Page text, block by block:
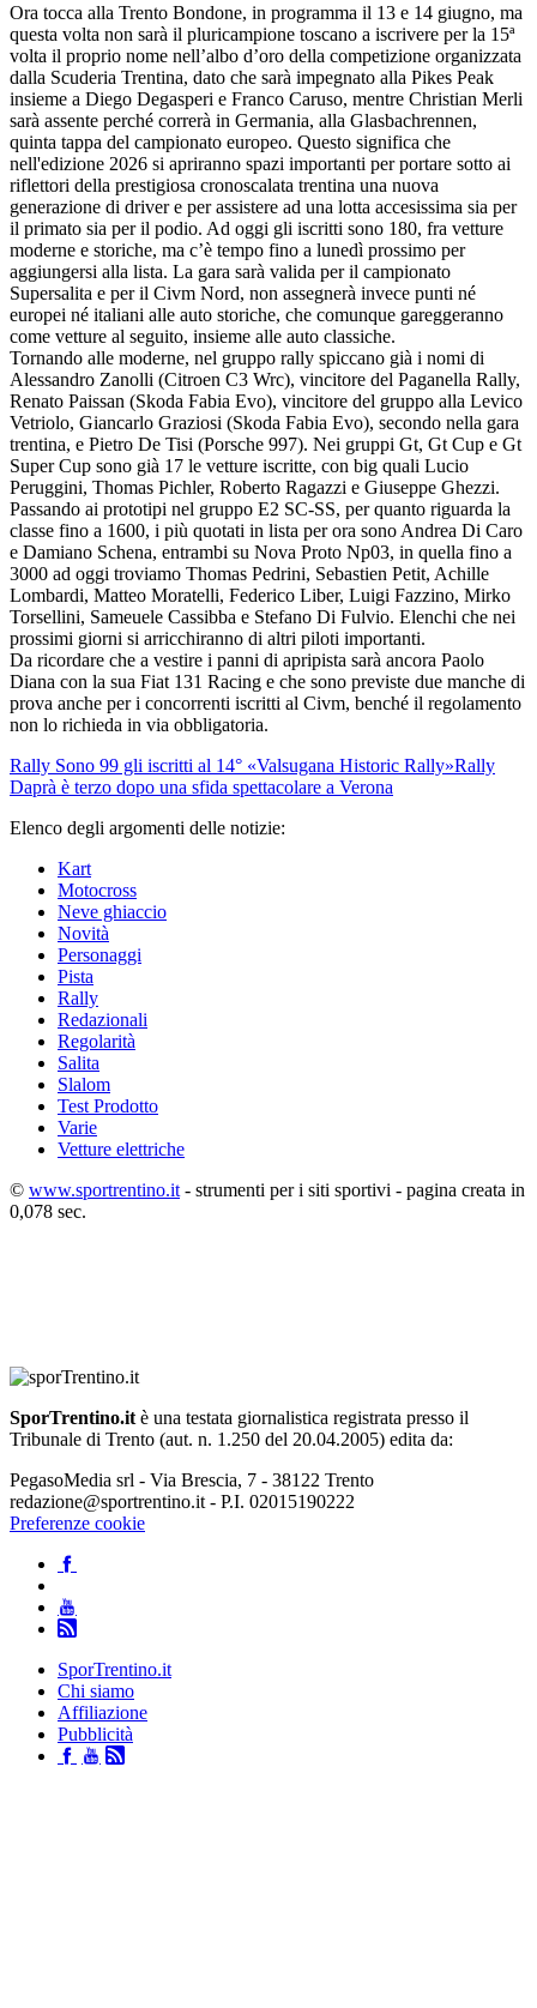
Ora tocca alla Trento Bondone, in programma il 13 e 14 giugno, ma
questa volta non sarà il pluricampione toscano a iscrivere per la 15ª
volta il proprio nome nell’albo d’oro della competizione organizzata
dalla Scuderia Trentina, dato che sarà impegnato alla Pikes Peak
insieme a Diego Degasperi e Franco Caruso, mentre Christian Merli
sarà assente perché correrà in Germania, alla Glasbachrennen,
quinta tappa del campionato europeo. Questo significa che
nell'edizione 2026 si apriranno spazi importanti per portare sotto ai
riflettori della prestigiosa cronoscalata trentina una nuova
generazione di driver e per assistere ad una lotta accesissima sia per
il primato sia per il podio. Ad oggi gli iscritti sono 180, fra vetture
moderne e storiche, ma c’è tempo fino a lunedì prossimo per
aggiungersi alla lista. La gara sarà valida per il campionato
Supersalita e per il Civm Nord, non assegnerà invece punti né
europei né italiani alle auto storiche, che comunque gareggeranno
come vetture al seguito, insieme alle auto classiche.
Tornando alle moderne, nel gruppo rally spiccano già i nomi di
Alessandro Zanolli (Citroen C3 Wrc), vincitore del Paganella Rally,
Renato Paissan (Skoda Fabia Evo), vincitore del gruppo alla Levico
Vetriolo, Giancarlo Graziosi (Skoda Fabia Evo), secondo nella gara
trentina, e Pietro De Tisi (Porsche 997). Nei gruppi Gt, Gt Cup e Gt
Super Cup sono già 17 le vetture iscritte, con big quali Lucio
Peruggini, Thomas Pichler, Roberto Ragazzi e Giuseppe Ghezzi.
Passando ai prototipi nel gruppo E2 SC-SS, per quanto riguarda la
classe fino a 1600, i più quotati in lista per ora sono Andrea Di Caro
e Damiano Schena, entrambi su Nova Proto Np03, in quella fino a
3000 ad oggi troviamo Thomas Pedrini, Sebastien Petit, Achille
Lombardi, Matteo Moratelli, Federico Liber, Luigi Fazzino, Mirko
Torsellini, Sameuele Cassibba e Stefano Di Fulvio. Elenchi che nei
prossimi giorni si arricchiranno di altri piloti importanti.
Da ricordare che a vestire i panni di apripista sarà ancora Paolo
Diana con la sua Fiat 131 Racing e che sono previste due manche di
prova anche per i concorrenti iscritti al Civm, benché il regolamento
non lo richieda in via obbligatoria.
Rally Sono 99 gli iscritti al 14° «Valsugana Historic Rally»Rally
Daprà è terzo dopo una sfida spettacolare a Verona
Elenco degli argomenti delle notizie:
Kart
Motocross
Neve ghiaccio
Novità
Personaggi
Pista
Rally
Redazionali
Regolarità
Salita
Slalom
Test Prodotto
Varie
Vetture elettriche
© www.sportrentino.it - strumenti per i siti sportivi - pagina creata in
0,078 sec.
SporTrentino.it è una testata giornalistica registrata presso il
Tribunale di Trento (aut. n. 1.250 del 20.04.2005) edita da:
PegasoMedia srl - Via Brescia, 7 - 38122 Trento
redazione@sportrentino.it - P.I. 02015190222
Preferenze cookie
SporTrentino.it
Chi siamo
Affiliazione
Pubblicità